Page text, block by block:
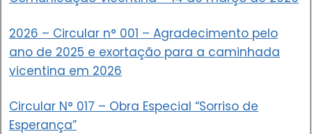
2026 – Circular n° 001 – Agradecimento pelo
ano de 2025 e exortação para a caminhada
vicentina em 2026
Circular N° 017 – Obra Especial “Sorriso de
Esperança”